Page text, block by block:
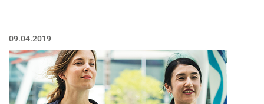
09.04.2019